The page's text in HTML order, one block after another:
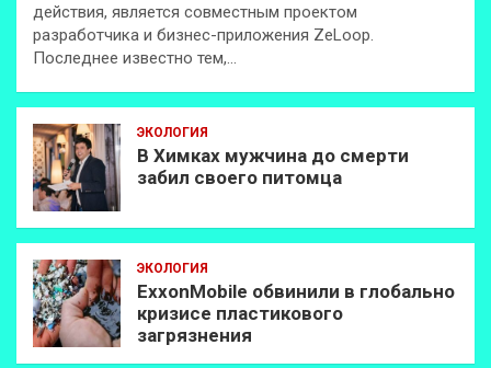
действия, является совместным проектом
разработчика и бизнес-приложения ZeLoop.
Последнее известно тем,…
ЭКОЛОГИЯ
В Химках мужчина до смерти
забил своего питомца
ЭКОЛОГИЯ
ExxonMobilе обвинили в глобально
кризисе пластикового
загрязнения